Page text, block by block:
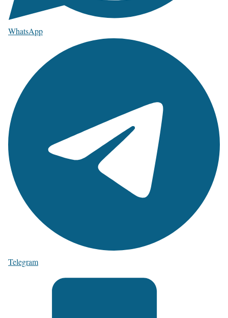
WhatsApp
Telegram